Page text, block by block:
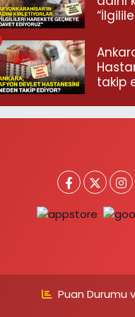
takip
Puan Durumu